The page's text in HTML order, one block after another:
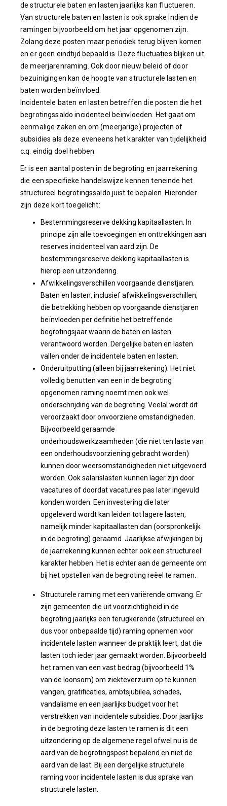
de structurele baten en lasten jaarlijks kan fluctueren.
Van structurele baten en lasten is ook sprake indien de
ramingen bijvoorbeeld om het jaar opgenomen zijn.
Zolang deze posten maar periodiek terug blijven komen
en er geen eindtijd bepaald is. Deze fluctuaties blijken uit
de meerjarenraming. Ook door nieuw beleid of door
bezuinigingen kan de hoogte van structurele lasten en
baten worden beïnvloed.
Incidentele baten en lasten betreffen die posten die het
begrotingssaldo incidenteel beïnvloeden. Het gaat om
eenmalige zaken en om (meerjarige) projecten of
subsidies als deze eveneens het karakter van tijdelijkheid
c.q. eindig doel hebben.
Er is een aantal posten in de begroting en jaarrekening
die een specifieke handelswijze kennen teneinde het
structureel begrotingssaldo juist te bepalen. Hieronder
zijn deze kort toegelicht:
Bestemmingsreserve dekking kapitaallasten. In
principe zijn alle toevoegingen en onttrekkingen aan
reserves incidenteel van aard zijn. De
bestemmingsreserve dekking kapitaallasten is
hierop een uitzondering.
Afwikkelingsverschillen voorgaande dienstjaren.
Baten en lasten, inclusief afwikkelingsverschillen,
die betrekking hebben op voorgaande dienstjaren
beïnvloeden per definitie het betreffende
begrotingsjaar waarin de baten en lasten
verantwoord worden. Dergelijke baten en lasten
vallen onder de incidentele baten en lasten.
Onderuitputting (alleen bij jaarrekening). Het niet
volledig benutten van een in de begroting
opgenomen raming noemt men ook wel
onderschrijding van de begroting. Veelal wordt dit
veroorzaakt door onvoorziene omstandigheden.
Bijvoorbeeld geraamde
onderhoudswerkzaamheden (die niet ten laste van
een onderhoudsvoorziening gebracht worden)
kunnen door weersomstandigheden niet uitgevoerd
worden. Ook salarislasten kunnen lager zijn door
vacatures of doordat vacatures pas later ingevuld
konden worden. Een investering die later
opgeleverd wordt kan leiden tot lagere lasten,
namelijk minder kapitaallasten dan (oorspronkelijk
in de begroting) geraamd. Jaarlijkse afwijkingen bij
de jaarrekening kunnen echter ook een structureel
karakter hebben. Het is echter aan de gemeente om
bij het opstellen van de begroting reëel te ramen.
Structurele raming met een variërende omvang. Er
zijn gemeenten die uit voorzichtigheid in de
begroting jaarlijks een terugkerende (structureel en
dus voor onbepaalde tijd) raming opnemen voor
incidentele lasten wanneer de praktijk leert, dat die
lasten toch ieder jaar gemaakt worden. Bijvoorbeeld
het ramen van een vast bedrag (bijvoorbeeld 1%
van de loonsom) om ziekteverzuim op te kunnen
vangen, gratificaties, ambtsjubilea, schades,
vandalisme en een jaarlijks budget voor het
verstrekken van incidentele subsidies. Door jaarlijks
in de begroting deze lasten te ramen is dit een
uitzondering op de algemene regel ofwel nu is de
aard van de begrotingspost bepalend en niet de
aard van de last. Bij een dergelijke structurele
raming voor incidentele lasten is dus sprake van
structurele lasten.